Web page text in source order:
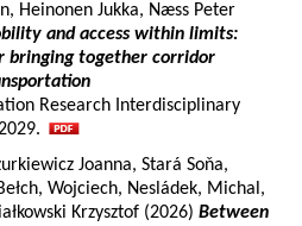
Heinonen Jukka, Næss Peter
and access within limits:
bringing together corridor
Research Interdisciplinary
Joanna, Stará Soňa,
Wojciech, Nesládek, Michal,
Krzysztof (2026) Between